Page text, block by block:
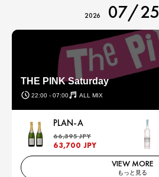
2026 07/25
THE PINK Saturday
22:00 - 07:00 ALL MIX
PLAN-A
66,395 JPY
63,700 JPY
VIEW MORE
もっと見る